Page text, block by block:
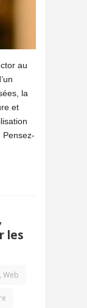
au
la
et
Pensez-
les
, Web